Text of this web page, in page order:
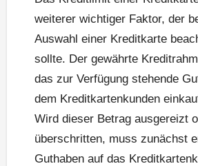
weiterer wichtiger Faktor, der
Auswahl einer Kreditkarte
sollte. Der gewährte
das zur Verfügung stehende
dem Kreditkartenkunden
Wird dieser Betrag ausgereizt
überschritten, muss zunächst
Guthaben auf das